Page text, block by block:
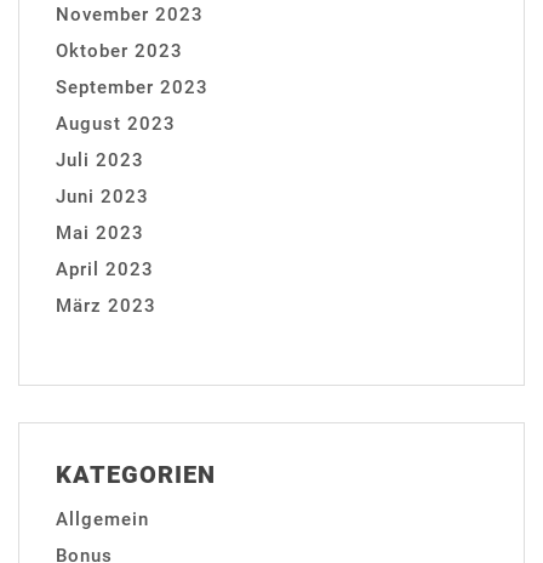
November 2023
Oktober 2023
September 2023
August 2023
Juli 2023
Juni 2023
Mai 2023
April 2023
März 2023
KATEGORIEN
Allgemein
Bonus